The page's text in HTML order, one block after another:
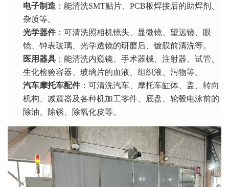
电子制造：能清洗SMT贴片、PCB板焊接后的助焊剂、
杂质等。
光学器件：可清洗照相机镜头、显微镜、望远镜、眼
镜、钟表玻璃、光学透镜的研磨后、镀膜前清洗等。
医用器具：能清洗内窥镜、手术器械、注射器、试管、
生化检验容器、玻璃片的血液、组织液、污物等。
汽车摩托车配件：可清洗汽车、摩托车缸体、盖、转向
机构、减震器及各种机加工零件、底盘、轮毂电泳前的
除油、除锈、除氧化皮等。